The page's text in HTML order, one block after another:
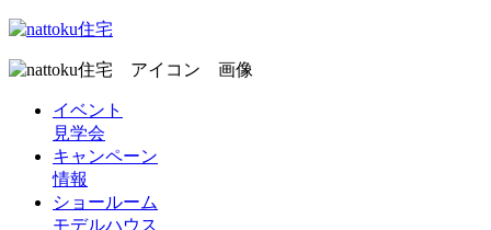
イベント
見学会
キャンペーン
情報
ショールーム
モデルハウス